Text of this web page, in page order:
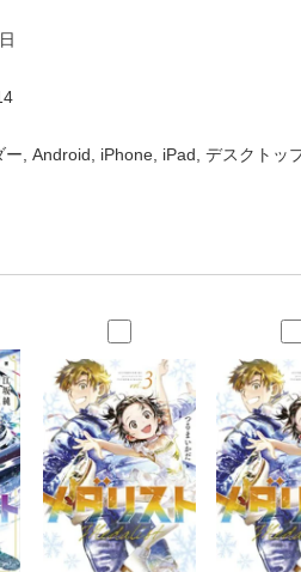
ー, Android, iPhone, iPad, デスクトッ